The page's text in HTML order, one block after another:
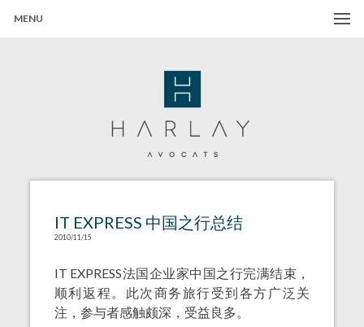
MENU
IT EXPRESS 中国之行总结
2010/11/15
IT EXPRESS法国企业家中国之行完满结束，
顺利返程。此次商务旅行受到各方广泛关
注，参与者感触颇深，受益良多。